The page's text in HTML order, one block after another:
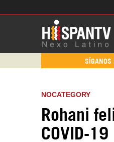
SÍGANOS
NOCATEGORY
Rohani
COVID-19